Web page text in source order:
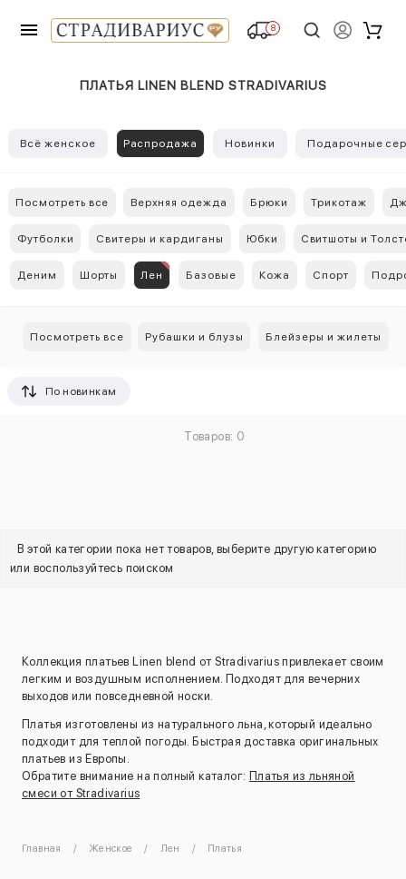
8
ПЛАТЬЯ LINEN BLEND STRADIVARIUS
Всё женское Распродажа Новинки Подарочные
Посмотреть все Верхняя одежда Брюки Трикотаж
Футболки Свитеры и кардиганы Юбки Свитшоты и
Деним Шорты Лен Базовые Кожа Спорт
Посмотреть все Рубашки и блузы Блейзеры и жилеты
По новинкам
Товаров: 0
В этой категории пока нет товаров, выберите другую категорию
или воспользуйтесь поиском
Коллекция платьев Linen blend от Stradivarius привлекает своим
легким и воздушным исполнением. Подходят для вечерних
выходов или повседневной носки.
Платья изготовлены из натурального льна, который идеально
подходит для теплой погоды. Быстрая доставка оригинальных
платьев из Европы.
Обратите внимание на полный каталог: Платья из льняной
смеси от Stradivarius
Главная Женское Лен Платья